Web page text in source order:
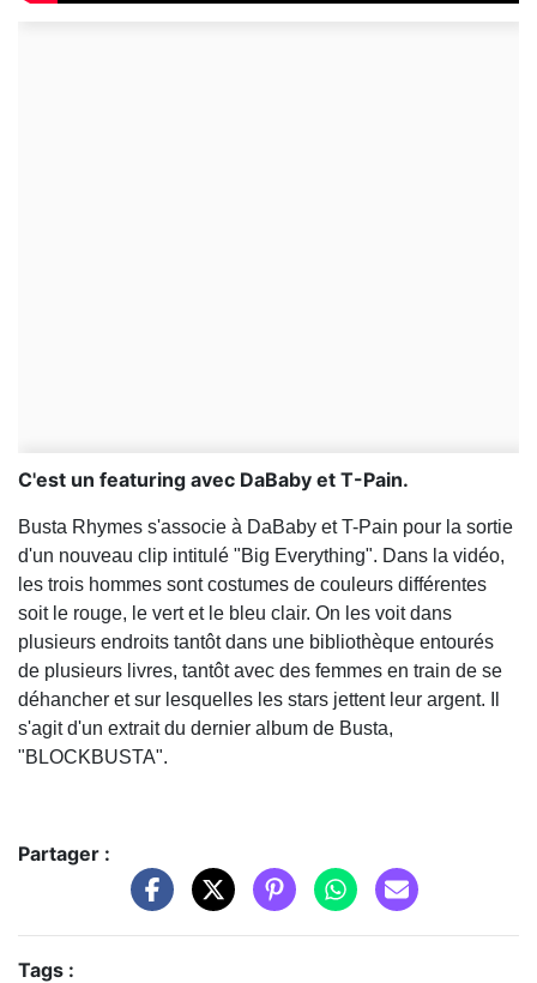
C'est un featuring avec DaBaby et T-Pain.
Busta Rhymes s'associe à DaBaby et T-Pain pour la sortie
d'un nouveau clip intitulé "Big Everything". Dans la vidéo,
les trois hommes sont costumes de couleurs différentes
soit le rouge, le vert et le bleu clair. On les voit dans
plusieurs endroits tantôt dans une bibliothèque entourés
de plusieurs livres, tantôt avec des femmes en train de se
déhancher et sur lesquelles les stars jettent leur argent. Il
s'agit d'un extrait du dernier album de Busta,
"BLOCKBUSTA".
Partager :
Tags :